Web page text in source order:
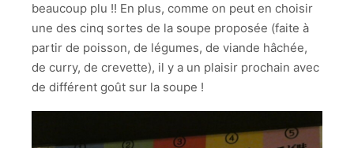
beaucoup plu !! En plus, comme on peut en choisir
une des cinq sortes de la soupe proposée (faite à
partir de poisson, de légumes, de viande hâchée,
de curry, de crevette), il y a un plaisir prochain avec
de différent goût sur la soupe !